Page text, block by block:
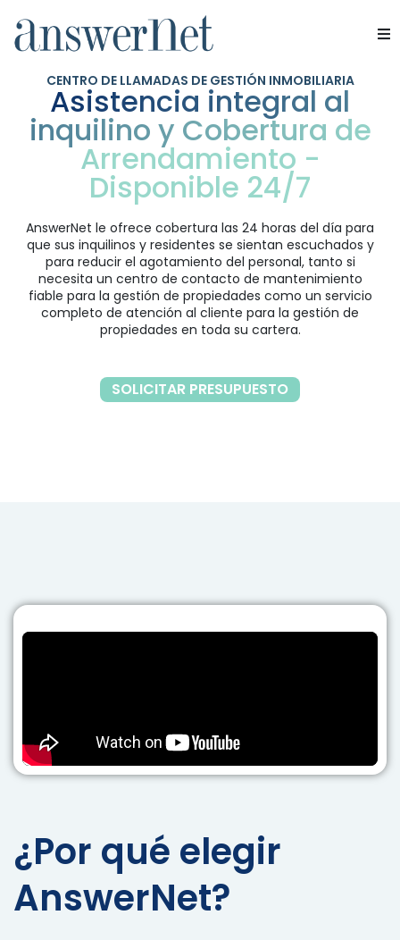
Servicios
Industrias
Recursos
Quiénes somos
Contacte con nosotros
CENTRO DE LLAMADAS DE GESTIÓN INMOBILIARIA
Asistencia integral al
inquilino y Cobertura de
Arrendamiento -
Disponible 24/7
AnswerNet le ofrece cobertura las 24 horas del día para
que sus inquilinos y residentes se sientan escuchados y
para reducir el agotamiento del personal, tanto si
necesita un centro de contacto de mantenimiento
fiable para la gestión de propiedades como un servicio
completo de atención al cliente para la gestión de
propiedades en toda su cartera.
SOLICITAR PRESUPUESTO
¿Por qué elegir
AnswerNet?